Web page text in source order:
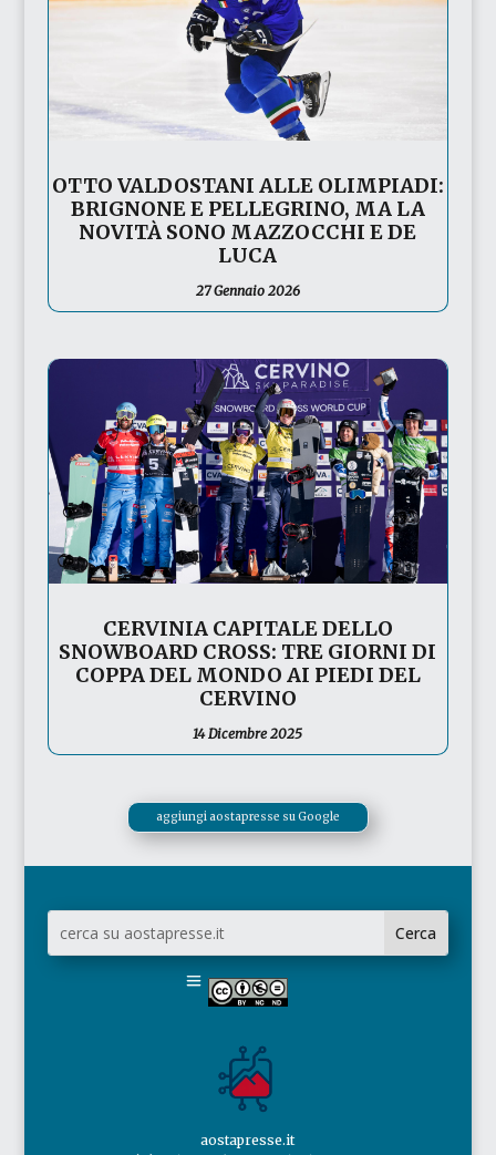
OTTO VALDOSTANI ALLE OLIMPIADI:
BRIGNONE E PELLEGRINO, MA LA
NOVITÀ SONO MAZZOCCHI E DE
LUCA
27 Gennaio 2026
CERVINIA CAPITALE DELLO
SNOWBOARD CROSS: TRE GIORNI DI
COPPA DEL MONDO AI PIEDI DEL
CERVINO
14 Dicembre 2025
aggiungi aostapresse su Google
aostapresse.it